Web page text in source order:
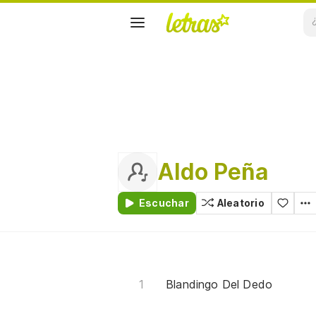
Aldo Peña
Escuchar Aleatorio
Blandingo Del Dedo